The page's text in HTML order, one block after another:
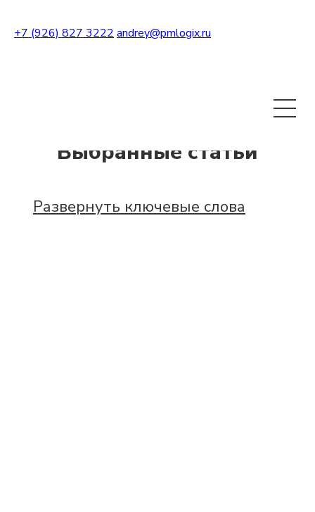
+7 (926) 827 3222 andrey@pmlogix.ru
Выбранные статьи
Развернуть ключевые слова